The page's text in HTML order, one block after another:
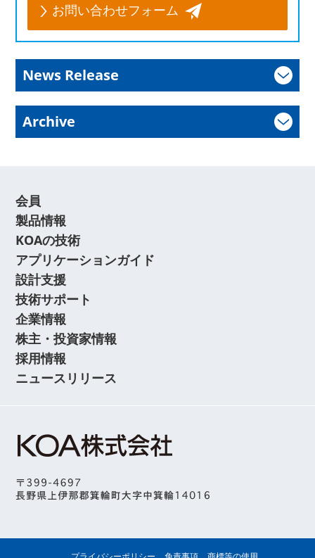
お問い合わせフォーム
News Release
Archive
会員
製品情報
KOAの技術
アプリケーションガイド
設計支援
技術サポート
企業情報
株主・投資家情報
採用情報
ニュースリリース